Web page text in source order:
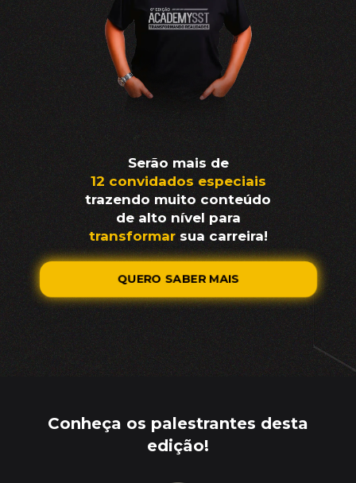
Serão mais de
12 convidados especiais
trazendo muito conteúdo
de alto nível para
transformar sua carreira!
QUERO SABER MAIS
Conheça os palestrantes desta
edição!